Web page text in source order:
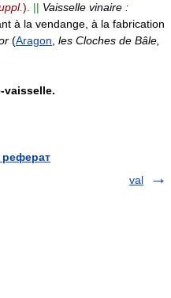
). || Vaisselle vinaire :
à la vendange, à la fabrication
(Aragon, les Cloches de Bâle,
vaisselle.
val